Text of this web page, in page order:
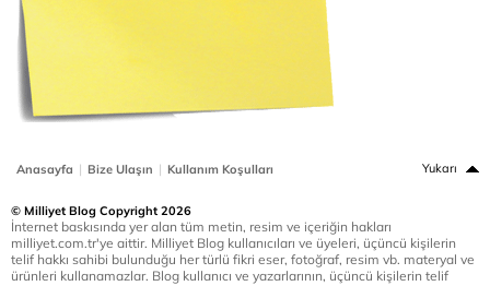
Anasayfa | Bize Ulaşın | Kullanım Koşulları Yukarı
© Milliyet Blog Copyright 2026
İnternet baskısında yer alan tüm metin, resim ve içeriğin hakları
milliyet.com.tr'ye aittir. Milliyet Blog kullanıcıları ve üyeleri, üçüncü kişilerin
telif hakkı sahibi bulunduğu her türlü fikri eser, fotoğraf, resim vb. materyal ve
ürünleri kullanamazlar. Blog kullanıcı ve yazarlarının, üçüncü kişilerin telif